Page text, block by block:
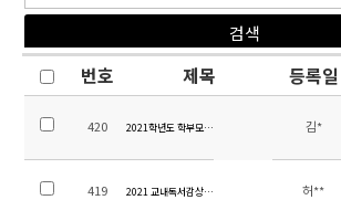
번호 제목 등록일
420 2021학년도 학부모 명예사서 위촉장 수여 안내김*
419 2021 교내독서감상표현하기 행사 계획 허**